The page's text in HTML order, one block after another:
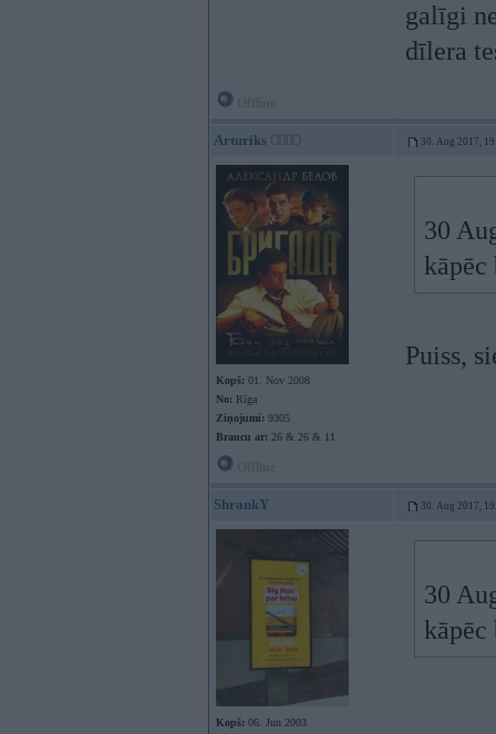
galīgi
dīlera
Arturiks 30. Aug 2017,
Kopš: 01. Nov 2008
No: Rīga
Ziņojumi: 9305
Braucu ar: 26 & 26 & 11
30
Puiss,
ShrankY 30. Aug 2017,
Kopš: 06. Jun 2003
30